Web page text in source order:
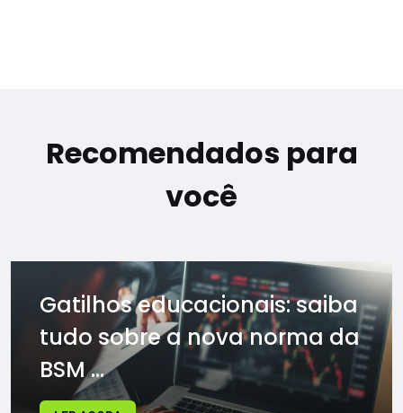
Recomendados para
você
Gatilhos educacionais: saiba
tudo sobre a nova norma da
BSM ...